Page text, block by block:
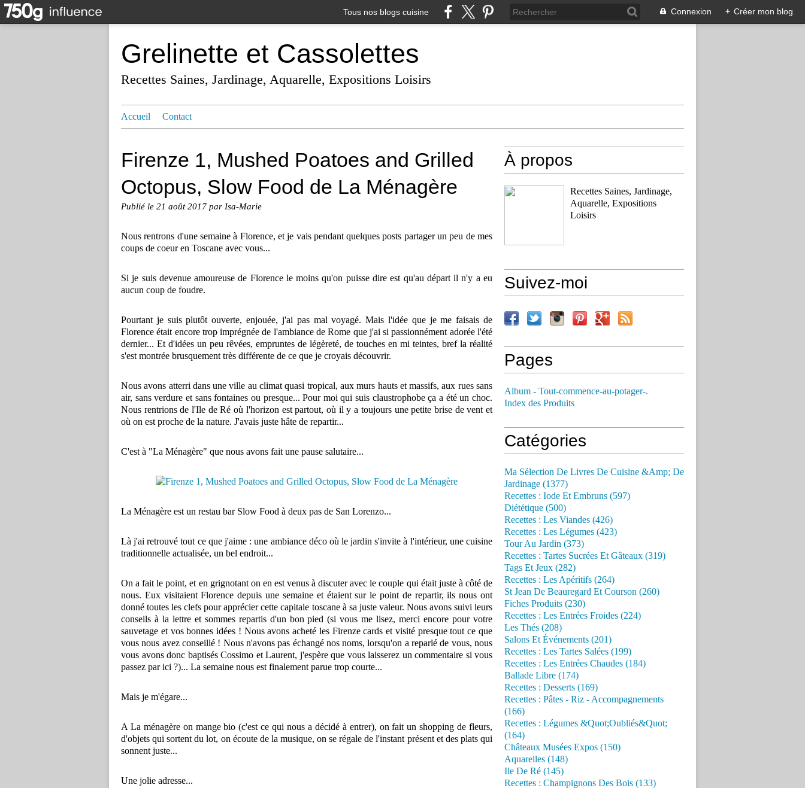
Tous nos blogs cuisine Connexion + Créer mon blog
Grelinette et Cassolettes
Recettes Saines, Jardinage, Aquarelle, Expositions Loisirs
Accueil Contact
Firenze 1, Mushed Poatoes and Grilled
Octopus, Slow Food de La Ménagère
Publié le 21 août 2017 par Isa-Marie
Nous rentrons d'une semaine à Florence, et je vais pendant quelques posts partager un peu de mes
coups de coeur en Toscane avec vous...
Si je suis devenue amoureuse de Florence le moins qu'on puisse dire est qu'au départ il n'y a eu
aucun coup de foudre.
Pourtant je suis plutôt ouverte, enjouée, j'ai pas mal voyagé. Mais l'idée que je me faisais de
Florence était encore trop imprégnée de l'ambiance de Rome que j'ai si passionnément adorée l'été
dernier... Et d'idées un peu rêvées, empruntes de légèreté, de touches en mi teintes, bref la réalité
s'est montrée brusquement très différente de ce que je croyais découvrir.
Nous avons atterri dans une ville au climat quasi tropical, aux murs hauts et massifs, aux rues sans
air, sans verdure et sans fontaines ou presque... Pour moi qui suis claustrophobe ça a été un choc.
Nous rentrions de l'Ile de Ré où l'horizon est partout, où il y a toujours une petite brise de vent et
où on est proche de la nature. J'avais juste hâte de repartir...
C'est à "La Ménagère" que nous avons fait une pause salutaire...
La Ménagère est un restau bar Slow Food à deux pas de San Lorenzo...
Là j'ai retrouvé tout ce que j'aime : une ambiance déco où le jardin s'invite à l'intérieur, une cuisine
traditionnelle actualisée, un bel endroit...
On a fait le point, et en grignotant on en est venus à discuter avec le couple qui était juste à côté de
nous. Eux visitaient Florence depuis une semaine et étaient sur le point de repartir, ils nous ont
donné toutes les clefs pour apprécier cette capitale toscane à sa juste valeur. Nous avons suivi leurs
conseils à la lettre et sommes repartis d'un bon pied (si vous me lisez, merci encore pour votre
sauvetage et vos bonnes idées ! Nous avons acheté les Firenze cards et visité presque tout ce que
vous nous avez conseillé ! Nous n'avons pas échangé nos noms, lorsqu'on a reparlé de vous, nous
vous avons donc baptisés Cossimo et Laurent, j'espère que vous laisserez un commentaire si vous
passez par ici ?)... La semaine nous est finalement parue trop courte...
Mais je m'égare...
A La ménagère on mange bio (c'est ce qui nous a décidé à entrer), on fait un shopping de fleurs,
d'objets qui sortent du lot, on écoute de la musique, on se régale de l'instant présent et des plats qui
sonnent juste...
Une jolie adresse...
À propos
Recettes Saines, Jardinage,
Aquarelle, Expositions
Loisirs
Suivez-moi
Pages
Album - Tout-commence-au-potager-.
Index des Produits
Catégories
Ma Sélection De Livres De Cuisine &Amp; De
Jardinage (1377)
Recettes : Iode Et Embruns (597)
Diététique (500)
Recettes : Les Viandes (426)
Recettes : Les Légumes (423)
Tour Au Jardin (373)
Recettes : Tartes Sucrées Et Gâteaux (319)
Tags Et Jeux (282)
Recettes : Les Apéritifs (264)
St Jean De Beauregard Et Courson (260)
Fiches Produits (230)
Recettes : Les Entrées Froides (224)
Les Thés (208)
Salons Et Événements (201)
Recettes : Les Tartes Salées (199)
Recettes : Les Entrées Chaudes (184)
Ballade Libre (174)
Recettes : Desserts (169)
Recettes : Pâtes - Riz - Accompagnements
(166)
Recettes : Légumes &Quot;Oubliés&Quot;
(164)
Châteaux Musées Expos (150)
Aquarelles (148)
Ile De Ré (145)
Recettes : Champignons Des Bois (133)